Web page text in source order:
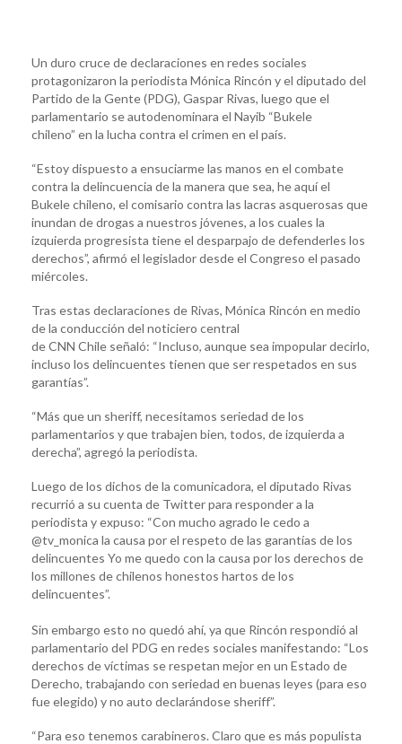
Un duro cruce de declaraciones en redes sociales
protagonizaron la periodista Mónica Rincón y el diputado del
Partido de la Gente (PDG), Gaspar Rivas, luego que el
parlamentario se autodenominara el Nayib “Bukele
chileno” en la lucha contra el crimen en el país.
“Estoy dispuesto a ensuciarme las manos en el combate
contra la delincuencia de la manera que sea, he aquí el
Bukele chileno, el comisario contra las lacras asquerosas que
inundan de drogas a nuestros jóvenes, a los cuales la
izquierda progresista tiene el desparpajo de defenderles los
derechos”, afirmó el legislador desde el Congreso el pasado
miércoles.
Tras estas declaraciones de Rivas, Mónica Rincón en medio
de la conducción del noticiero central
de CNN Chile señaló: “Incluso, aunque sea impopular decirlo,
incluso los delincuentes tienen que ser respetados en sus
garantías”.
“Más que un sheriff, necesitamos seriedad de los
parlamentarios y que trabajen bien, todos, de izquierda a
derecha”, agregó la periodista.
Luego de los dichos de la comunicadora, el diputado Rivas
recurrió a su cuenta de Twitter para responder a la
periodista y expuso: “Con mucho agrado le cedo a
@tv_monica la causa por el respeto de las garantías de los
delincuentes Yo me quedo con la causa por los derechos de
los millones de chilenos honestos hartos de los
delincuentes”.
Sin embargo esto no quedó ahí, ya que Rincón respondió al
parlamentario del PDG en redes sociales manifestando: “Los
derechos de víctimas se respetan mejor en un Estado de
Derecho, trabajando con seriedad en buenas leyes (para eso
fue elegido) y no auto declarándose sheriff”.
“Para eso tenemos carabineros. Claro que es más populista